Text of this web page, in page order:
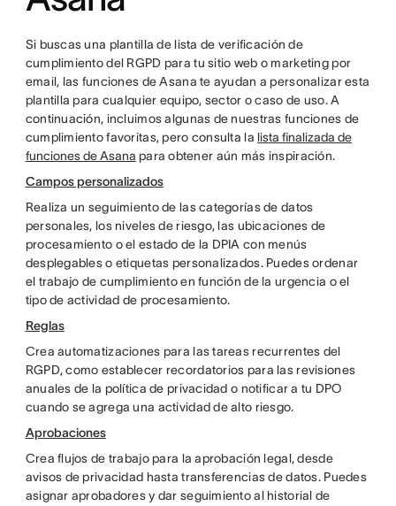
Si buscas una plantilla de lista de verificación de
cumplimiento del RGPD para tu sitio web o marketing por
email, las funciones de Asana te ayudan a personalizar esta
plantilla para cualquier equipo, sector o caso de uso. A
continuación, incluimos algunas de nuestras funciones de
cumplimiento favoritas, pero consulta la lista finalizada de
funciones de Asana para obtener aún más inspiración.
Campos personalizados
Realiza un seguimiento de las categorías de datos
personales, los niveles de riesgo, las ubicaciones de
procesamiento o el estado de la DPIA con menús
desplegables o etiquetas personalizados. Puedes ordenar
el trabajo de cumplimiento en función de la urgencia o el
tipo de actividad de procesamiento.
Reglas
Crea automatizaciones para las tareas recurrentes del
RGPD, como establecer recordatorios para las revisiones
anuales de la política de privacidad o notificar a tu DPO
cuando se agrega una actividad de alto riesgo.
Aprobaciones
Crea flujos de trabajo para la aprobación legal, desde
avisos de privacidad hasta transferencias de datos. Puedes
asignar aprobadores y dar seguimiento al historial de